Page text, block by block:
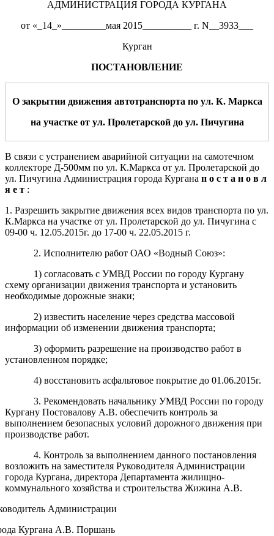
АДМИНИСТРАЦИЯ ГОРОДА КУРГАНА
от «_14_»_________мая 2015__________ г. N__3933___
Курган
ПОСТАНОВЛЕНИЕ
О закрытии движения автотранспорта по ул. К. Маркса
на участке от ул. Пролетарской до ул. Пичугина
В связи с устранением аварийной ситуации на самотечном
коллекторе Д-500мм по ул. К.Маркса от ул. Пролетарской до
ул. Пичугина Администрация города Кургана п о с т а н о в л
я е т :
1. Разрешить закрытие движения всех видов транспорта по ул.
К.Маркса на участке от ул. Пролетарской до ул. Пичугина с
09-00 ч. 12.05.2015г. до 17-00 ч. 22.05.2015 г.
2. Исполнителю работ ОАО «Водный Союз»:
1) согласовать с УМВД России по городу Кургану
схему организации движения транспорта и установить
необходимые дорожные знаки;
2) известить население через средства массовой
информации об изменении движения транспорта;
3) оформить разрешение на производство работ в
установленном порядке;
4) восстановить асфальтовое покрытие до 01.06.2015г.
3. Рекомендовать начальнику УМВД России по городу
Кургану Постовалову А.В. обеспечить контроль за
выполнением безопасных условий дорожного движения при
производстве работ.
4. Контроль за выполнением данного постановления
возложить на заместителя Руководителя Администрации
города Кургана, директора Департамента жилищно-
коммунального хозяйства и строительства Жижина А.В.
Администрации
Кургана А.В. Поршань